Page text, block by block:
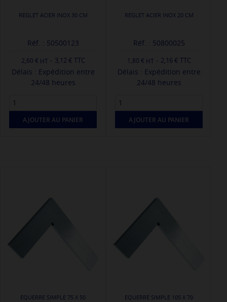
REGLET ACIER INOX 30 CM
Réf. : 50500123
2,60 € - 3,12 € TTC
Délais : Expédition entre
24/48 heures
AJOUTER AU PANIER
REGLET ACIER INOX 20 CM
Réf. : 50800025
1,80 € - 2,16 € TTC
Délais : Expédition entre
24/48 heures
AJOUTER AU PANIER
EQUERRE SIMPLE 75 X 50 EQUERRE SIMPLE 105 X 70